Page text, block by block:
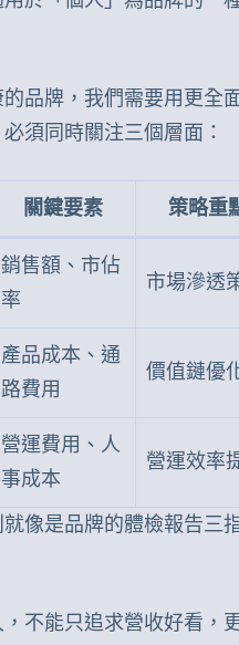
品牌，我們需要用更全
須同時關注三個層面：
關鍵要素 策略重
銷售額、市佔
率
市場滲透
產品成本、通
路費用
價值鏈優
營運費用、人
事成本
營運效率
像是品牌的體檢報告三
不能只追求營收好看，